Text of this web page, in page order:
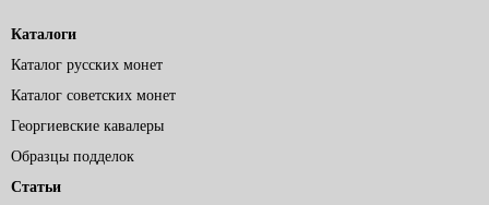
Каталоги
Каталог русских монет
Каталог советских монет
Георгиевские кавалеры
Образцы подделок
Статьи